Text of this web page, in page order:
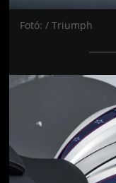
Fotó: / Triumph